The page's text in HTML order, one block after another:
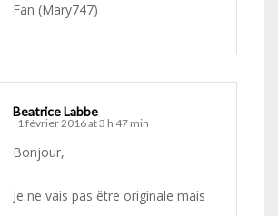
Fan (Mary747)
Beatrice Labbe
1 février 2016 at 3 h 47 min
Bonjour,
Je ne vais pas être originale mais